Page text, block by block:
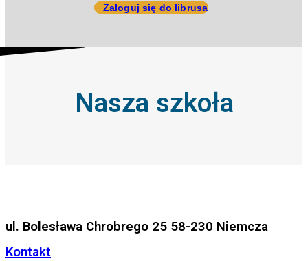
Zaloguj się do librusa
Nasza szkoła
ul. Bolesława Chrobrego 25 58-230 Niemcza
Kontakt